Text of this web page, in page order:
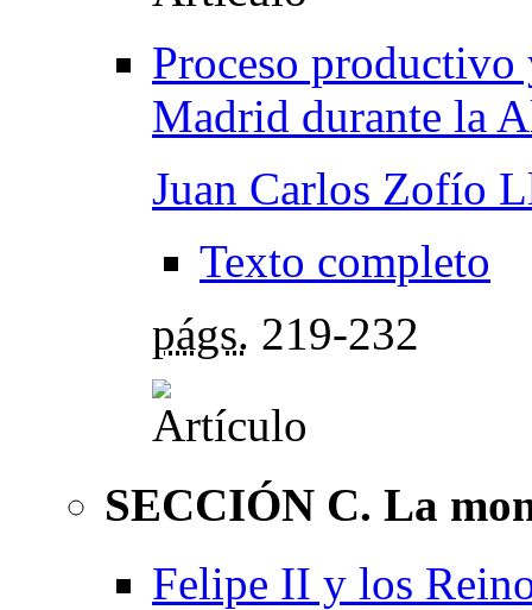
Proceso productivo
Madrid durante la
Juan Carlos Zofío
Texto completo
págs. 219-232
SECCIÓN C. La
Felipe II y los